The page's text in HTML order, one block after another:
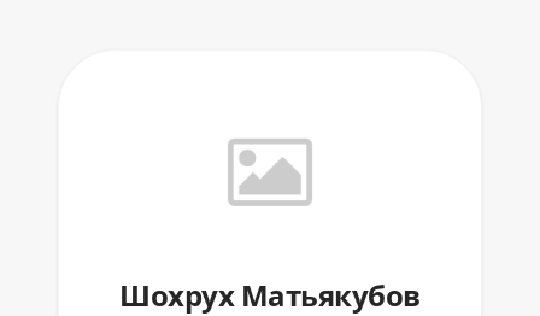
Шохрух Матьякубов